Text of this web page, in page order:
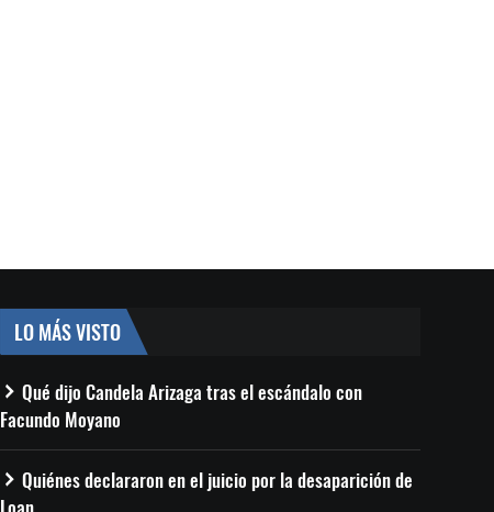
LO MÁS VISTO
Qué dijo Candela Arizaga tras el escándalo con
Facundo Moyano
Quiénes declararon en el juicio por la desaparición de